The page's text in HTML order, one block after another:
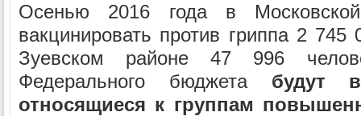
Осенью 2016 года в Московской
вакцинировать против гриппа 2
Зуевском районе 47 996
Федерального бюджета будут
относящиеся к группам